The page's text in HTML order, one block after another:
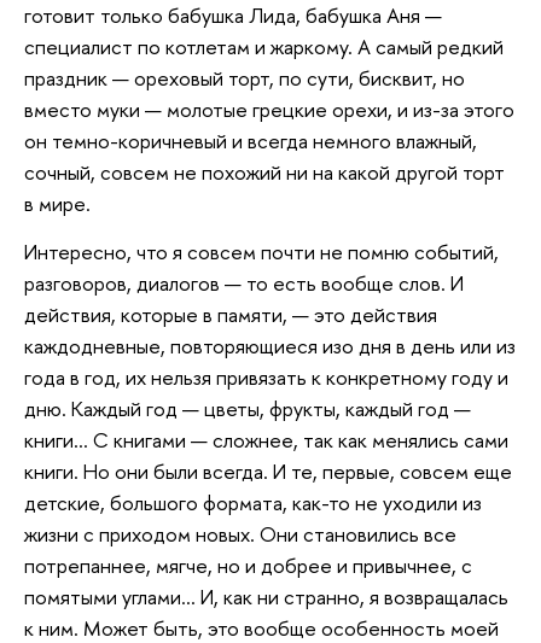
готовит только бабушка Лида, бабушка Аня —
специалист по котлетам и жаркому. А самый редкий
праздник — ореховый торт, по сути, бисквит, но
вместо муки — молотые грецкие орехи, и из-за этого
он темно-коричневый и всегда немного влажный,
сочный, совсем не похожий ни на какой другой торт
в мире.
Интересно, что я совсем почти не помню событий,
разговоров, диалогов — то есть вообще слов. И
действия, которые в памяти, — это действия
каждодневные, повторяющиеся изо дня в день или из
года в год, их нельзя привязать к конкретному году и
дню. Каждый год — цветы, фрукты, каждый год —
книги… С книгами — сложнее, так как менялись сами
книги. Но они были всегда. И те, первые, совсем еще
детские, большого формата, как-то не уходили из
жизни с приходом новых. Они становились все
потрепаннее, мягче, но и добрее и привычнее, с
помятыми углами… И, как ни странно, я возвращалась
к ним. Может быть, это вообще особенность моей